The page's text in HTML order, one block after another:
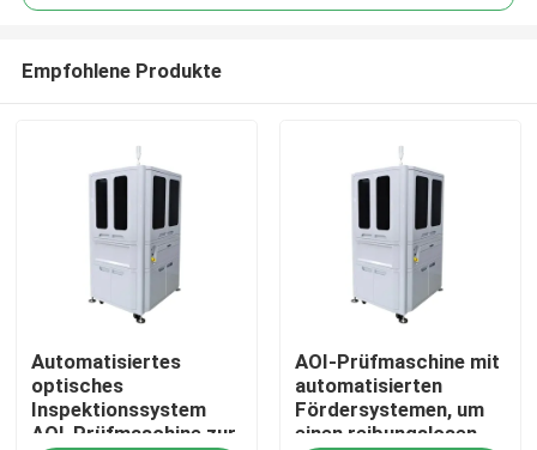
Zu Hause
Empfohlene Produkte
Automatisiertes
optisches
Inspektionssystem
AOI-Prüfmaschine zur
AOI-Prüfmaschine mit
automatisierten
Fördersystemen, um
einen reibungslosen